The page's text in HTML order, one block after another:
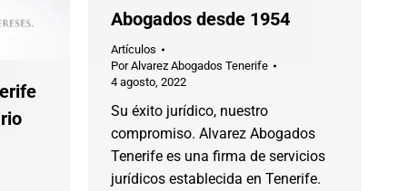
Abogados desde 1954
Artículos
PorAlvarez Abogados Tenerife
4 agosto, 2022
Su éxito jurídico, nuestro
compromiso. Alvarez Abogados
Tenerife es una firma de servicios
jurídicos establecida en Tenerife.